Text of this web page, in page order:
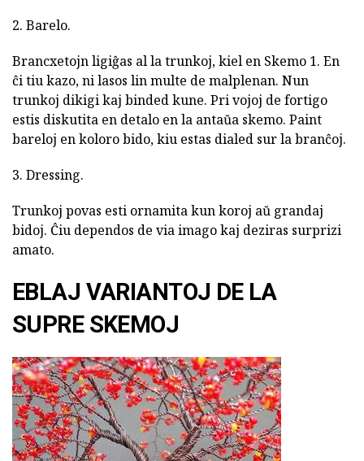
2. Barelo.
Brancxetojn ligiĝas al la trunkoj, kiel en Skemo 1. En
ĉi tiu kazo, ni lasos lin multe de malplenan. Nun
trunkoj dikigi kaj binded kune. Pri vojoj de fortigo
estis diskutita en detalo en la antaŭa skemo. Paint
bareloj en koloro bido, kiu estas dialed sur la branĉoj.
3. Dressing.
Trunkoj povas esti ornamita kun koroj aŭ grandaj
bidoj. Ĉiu dependos de via imago kaj deziras surprizi
amato.
EBLAJ VARIANTOJ DE LA
SUPRE SKEMOJ